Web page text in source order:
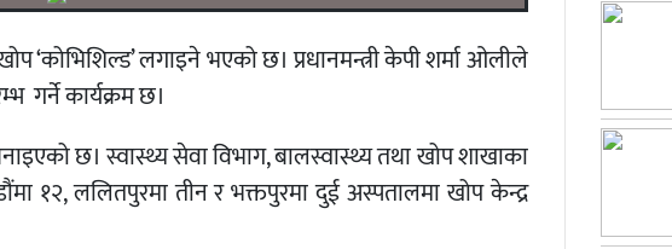
लगाइने भएको छ। प्रधानमन्त्री केपी शर्मा ओलीले
गर्ने कार्यक्रम छ।
छ। स्वास्थ्य सेवा विभाग, बालस्वास्थ्य तथा खोप शाखाका
१२, ललितपुरमा तीन र भक्तपुरमा दुई अस्पतालमा खोप केन्द्र